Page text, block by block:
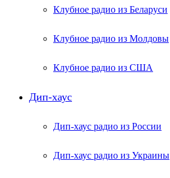
Клубное радио из Беларуси
Клубное радио из Молдовы
Клубное радио из США
Дип-хаус
Дип-хаус радио из России
Дип-хаус радио из Украины